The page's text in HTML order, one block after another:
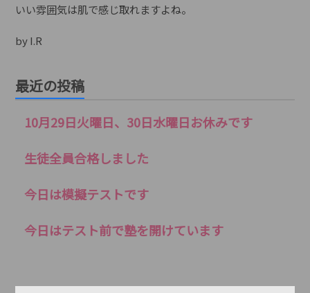
いい雰囲気は肌で感じ取れますよね。
by I.R
最近の投稿
10月29日火曜日、30日水曜日お休みです
生徒全員合格しました
今日は模擬テストです
今日はテスト前で塾を開けています